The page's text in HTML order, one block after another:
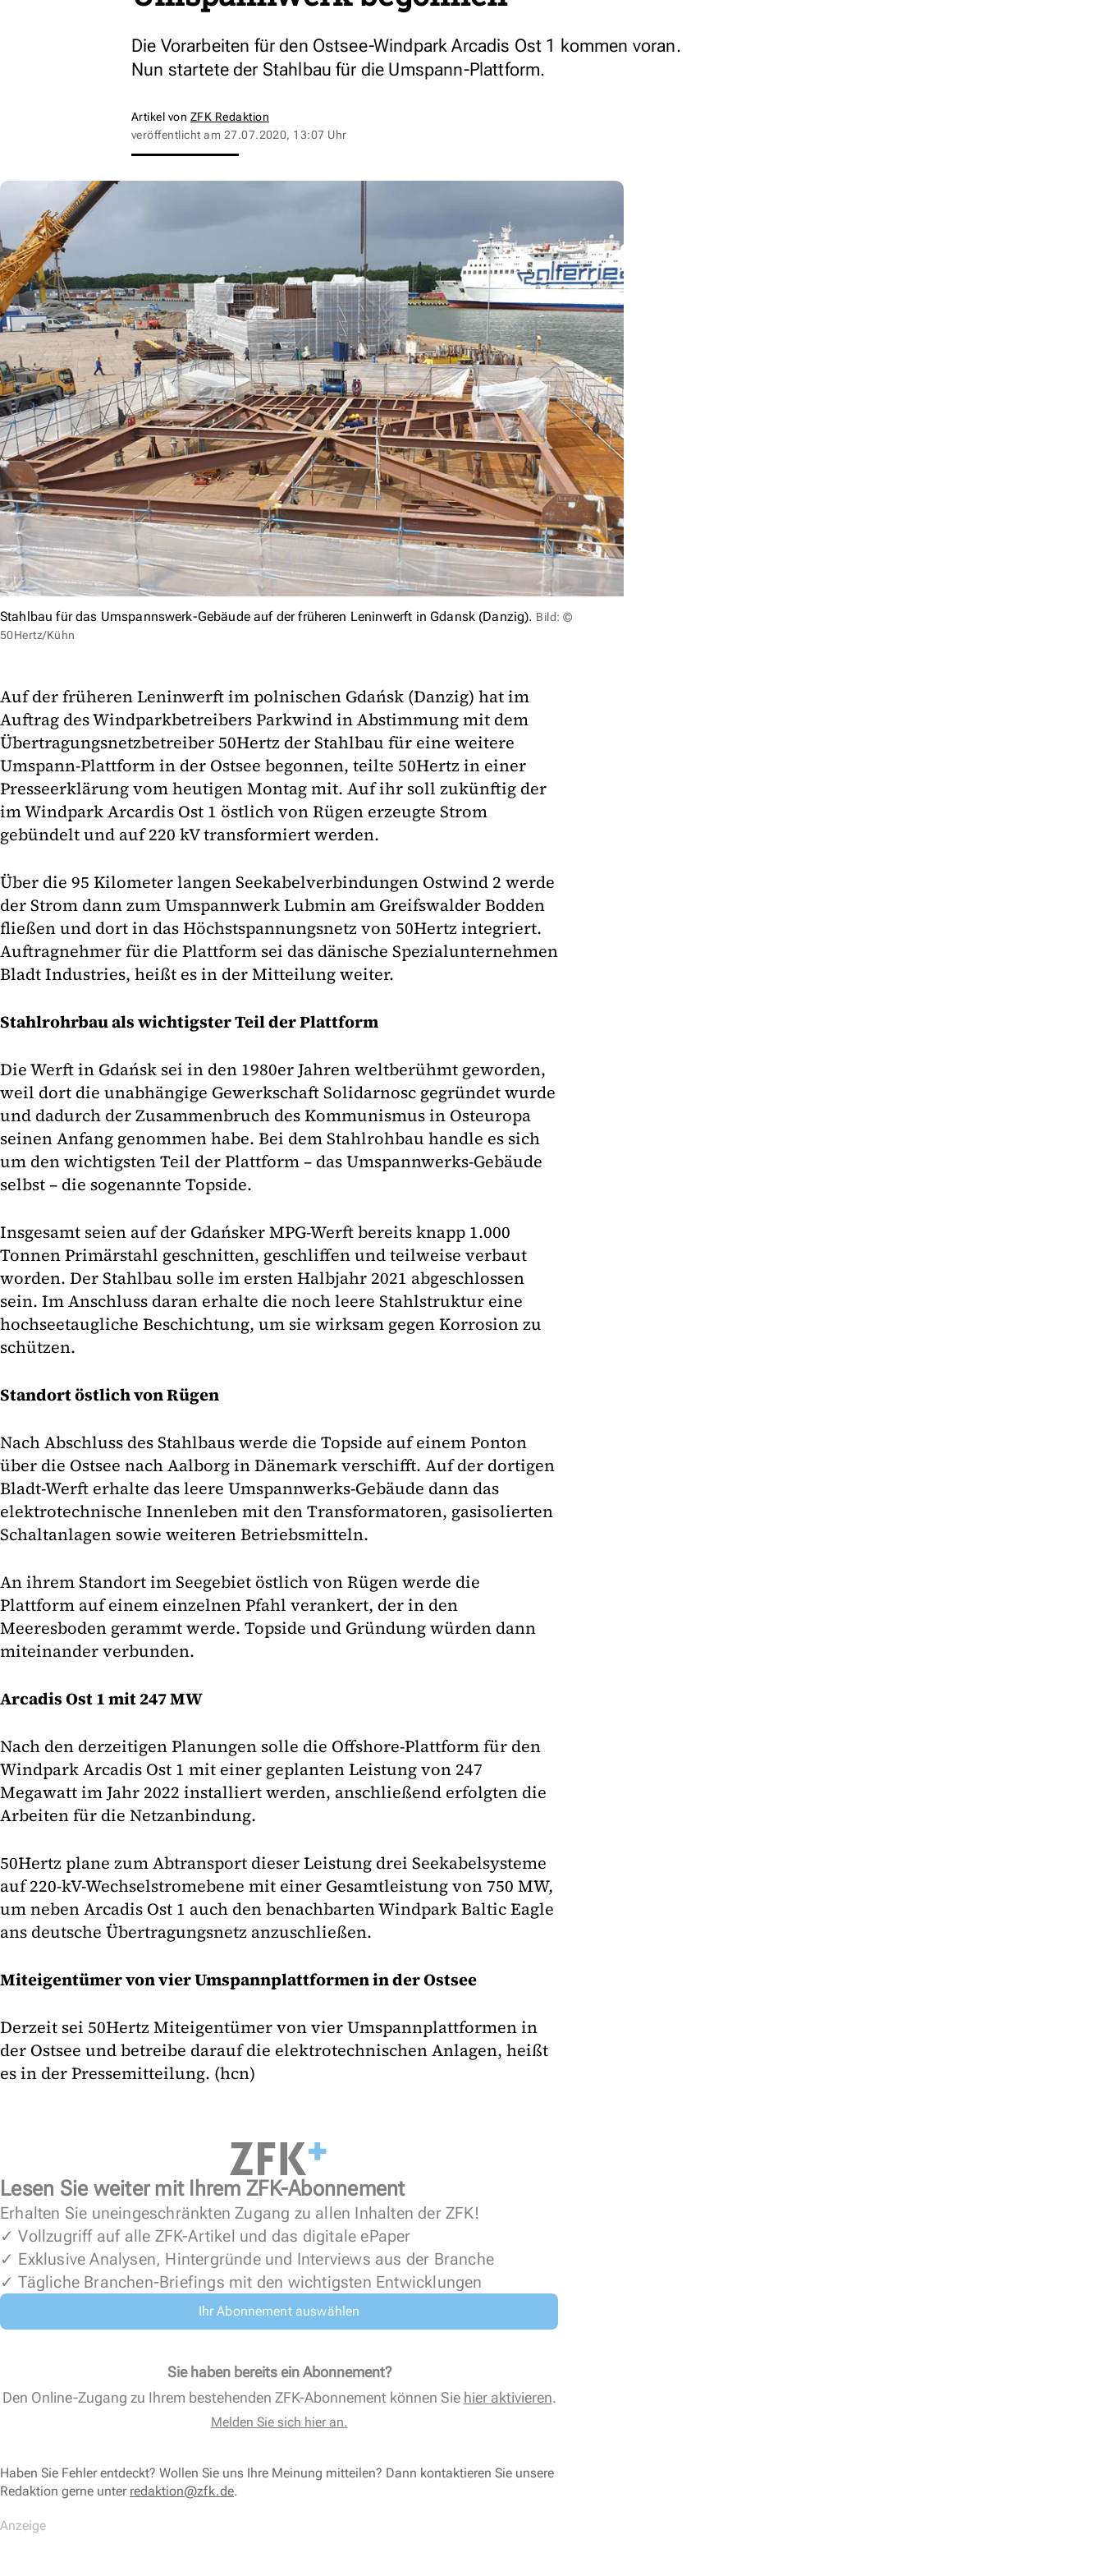
Die Vorarbeiten für den Ostsee-Windpark Arcadis Ost 1 kommen voran.
Nun startete der Stahlbau für die Umspann-Plattform.
Artikel von ZFK Redaktion
veröffentlicht am 27.07.2020, 13:07 Uhr
Stahlbau für das Umspannswerk-Gebäude auf der früheren Leninwerft in Gdansk (Danzig). Bild: ©
50Hertz/Kühn
Auf der früheren Leninwerft im polnischen Gdańsk (Danzig) hat im
Auftrag des Windparkbetreibers Parkwind in Abstimmung mit dem
Übertragungsnetzbetreiber 50Hertz der Stahlbau für eine weitere
Umspann-Plattform in der Ostsee begonnen, teilte 50Hertz in einer
Presseerklärung vom heutigen Montag mit. Auf ihr soll zukünftig der
im Windpark Arcardis Ost 1 östlich von Rügen erzeugte Strom
gebündelt und auf 220 kV transformiert werden.
Über die 95 Kilometer langen Seekabelverbindungen Ostwind 2 werde
der Strom dann zum Umspannwerk Lubmin am Greifswalder Bodden
fließen und dort in das Höchstspannungsnetz von 50Hertz integriert.
Auftragnehmer für die Plattform sei das dänische Spezialunternehmen
Bladt Industries, heißt es in der Mitteilung weiter.
Stahlrohrbau als wichtigster Teil der Plattform
Die Werft in Gdańsk sei in den 1980er Jahren weltberühmt geworden,
weil dort die unabhängige Gewerkschaft Solidarnosc gegründet wurde
und dadurch der Zusammenbruch des Kommunismus in Osteuropa
seinen Anfang genommen habe. Bei dem Stahlrohbau handle es sich
um den wichtigsten Teil der Plattform – das Umspannwerks-Gebäude
selbst – die sogenannte Topside.
Insgesamt seien auf der Gdańsker MPG-Werft bereits knapp 1.000
Tonnen Primärstahl geschnitten, geschliffen und teilweise verbaut
worden. Der Stahlbau solle im ersten Halbjahr 2021 abgeschlossen
sein. Im Anschluss daran erhalte die noch leere Stahlstruktur eine
hochseetaugliche Beschichtung, um sie wirksam gegen Korrosion zu
schützen.
Standort östlich von Rügen
Nach Abschluss des Stahlbaus werde die Topside auf einem Ponton
über die Ostsee nach Aalborg in Dänemark verschifft. Auf der dortigen
Bladt-Werft erhalte das leere Umspannwerks-Gebäude dann das
elektrotechnische Innenleben mit den Transformatoren, gasisolierten
Schaltanlagen sowie weiteren Betriebsmitteln.
An ihrem Standort im Seegebiet östlich von Rügen werde die
Plattform auf einem einzelnen Pfahl verankert, der in den
Meeresboden gerammt werde. Topside und Gründung würden dann
miteinander verbunden.
Arcadis Ost 1 mit 247 MW
Nach den derzeitigen Planungen solle die Offshore-Plattform für den
Windpark Arcadis Ost 1 mit einer geplanten Leistung von 247
Megawatt im Jahr 2022 installiert werden, anschließend erfolgten die
Arbeiten für die Netzanbindung.
50Hertz plane zum Abtransport dieser Leistung drei Seekabelsysteme
auf 220-kV-Wechselstromebene mit einer Gesamtleistung von 750 MW,
um neben Arcadis Ost 1 auch den benachbarten Windpark Baltic Eagle
ans deutsche Übertragungsnetz anzuschließen.
Miteigentümer von vier Umspannplattformen in der Ostsee
Derzeit sei 50Hertz Miteigentümer von vier Umspannplattformen in
der Ostsee und betreibe darauf die elektrotechnischen Anlagen, heißt
es in der Pressemitteilung. (hcn)
Lesen Sie weiter mit Ihrem ZFK-Abonnement
Erhalten Sie uneingeschränkten Zugang zu allen Inhalten der ZFK!
✓ Vollzugriff auf alle ZFK-Artikel und das digitale ePaper
✓ Exklusive Analysen, Hintergründe und Interviews aus der Branche
✓ Tägliche Branchen-Briefings mit den wichtigsten Entwicklungen
Ihr Abonnement auswählen
Sie haben bereits ein Abonnement?
Den Online-Zugang zu Ihrem bestehenden ZFK-Abonnement können Sie hier aktivieren.
Melden Sie sich hier an.
Haben Sie Fehler entdeckt? Wollen Sie uns Ihre Meinung mitteilen? Dann kontaktieren Sie unsere
Redaktion gerne unter redaktion@zfk.de.